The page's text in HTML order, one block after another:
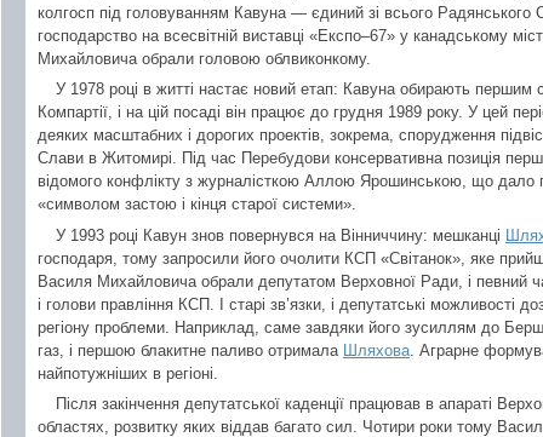
колгосп під головуванням Кавуна — єдиний зі всього
господарство на всесвітній виставці «Експо–67» у канадському
Михайловича обрали головою облвиконкому.
У 1978 році в житті настає новий етап: Кавуна обирають
Компартії, і на цій посаді він працює до грудня 1989 року. У цей
деяких масштабних і дорогих проектів, зокрема, спорудження
Слави в Житомирі. Під час Перебудови консервативна позиція
відомого конфлікту з журналісткою Аллою Ярошинською, що дало
«символом застою і кінця старої системи».
У 1993 році Кавун знов повернувся на Вінниччину: мешканці
господаря, тому запросили його очолити КСП «Світанок», яке
Василя Михайловича обрали депутатом Верховної Ради, і певний
і голови правління КСП. І старі зв’язки, і депутатські можливості
регіону проблеми. Наприклад, саме завдяки його зусиллям до
газ, і першою блакитне паливо отримала Шляхова . Аграрне
найпотужніших в регіоні.
Після закінчення депутатської каденції працював в апараті
областях, розвитку яких віддав багато сил. Чотири роки тому